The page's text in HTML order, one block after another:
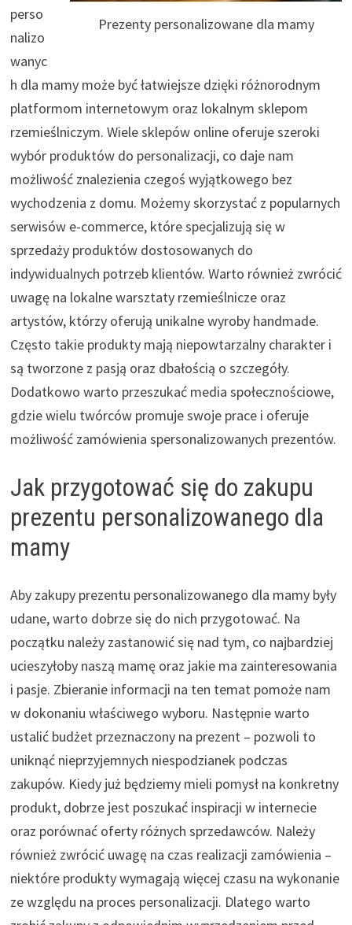
Prezenty personalizowane dla mamy
perso
nalizo
wanyc
h dla mamy może być łatwiejsze dzięki różnorodnym
platformom internetowym oraz lokalnym sklepom
rzemieślniczym. Wiele sklepów online oferuje szeroki
wybór produktów do personalizacji, co daje nam
możliwość znalezienia czegoś wyjątkowego bez
wychodzenia z domu. Możemy skorzystać z popularnych
serwisów e-commerce, które specjalizują się w
sprzedaży produktów dostosowanych do
indywidualnych potrzeb klientów. Warto również zwrócić
uwagę na lokalne warsztaty rzemieślnicze oraz
artystów, którzy oferują unikalne wyroby handmade.
Często takie produkty mają niepowtarzalny charakter i
są tworzone z pasją oraz dbałością o szczegóły.
Dodatkowo warto przeszukać media społecznościowe,
gdzie wielu twórców promuje swoje prace i oferuje
możliwość zamówienia spersonalizowanych prezentów.
Jak przygotować się do zakupu
prezentu personalizowanego dla
mamy
Aby zakupy prezentu personalizowanego dla mamy były
udane, warto dobrze się do nich przygotować. Na
początku należy zastanowić się nad tym, co najbardziej
ucieszyłoby naszą mamę oraz jakie ma zainteresowania
i pasje. Zbieranie informacji na ten temat pomoże nam
w dokonaniu właściwego wyboru. Następnie warto
ustalić budżet przeznaczony na prezent – pozwoli to
uniknąć nieprzyjemnych niespodzianek podczas
zakupów. Kiedy już będziemy mieli pomysł na konkretny
produkt, dobrze jest poszukać inspiracji w internecie
oraz porównać oferty różnych sprzedawców. Należy
również zwrócić uwagę na czas realizacji zamówienia –
niektóre produkty wymagają więcej czasu na wykonanie
ze względu na proces personalizacji. Dlatego warto